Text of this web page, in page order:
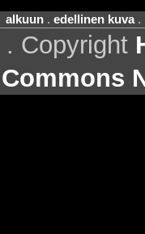
alkuun. edellinen kuva.
. Copyright
Commons